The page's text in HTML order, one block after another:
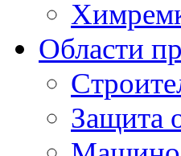
Области
Защита